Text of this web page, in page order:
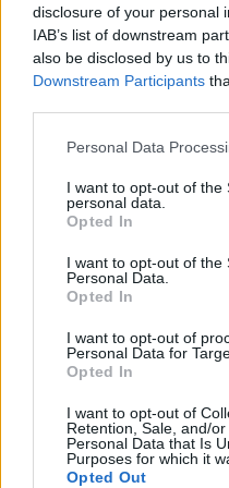
disclosure of your personal
IAB’s list of downstream
also be disclosed by us to
Downstream Participants
Personal Data
I want to opt-out of the
personal data.
Opted In
I want to opt-out of the
Personal Data.
Opted In
I want to opt-out of
Personal Data for
Opted In
I want to opt-out of
Retention, Sale, and/
Personal Data that Is
Purposes for which it
Opted Out
oktobrskih Steklenih
Razstavo je pripravila
Knjižnica Velenje
1. 10. - 31. 10. 2019
Fotografska
gore
Avtorica fotografij dr.
raziskovalka,
alpinistka. V poklicnem